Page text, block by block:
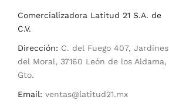
Comercializadora Latitud 21 S.A. de
C.V.
Dirección: C. del Fuego 407, Jardines
del Moral, 37160 León de los Aldama,
Gto.
Email: ventas@latitud21.mx